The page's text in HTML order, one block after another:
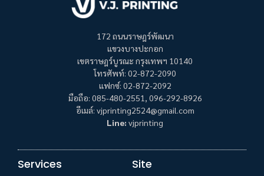
172 ถนนราษฎร์พัฒนา
แขวงบางปะกอก
เขตราษฎร์บูรณะ กรุงเทพฯ 10140
โทรศัพท์: 02-872-2090
แฟกซ์: 02-872-2092
มือถือ: 085-480-2551, 096-292-8926
อีเมล์: vjprinting2524@gmail.com
Line: vjprinting
Services Site